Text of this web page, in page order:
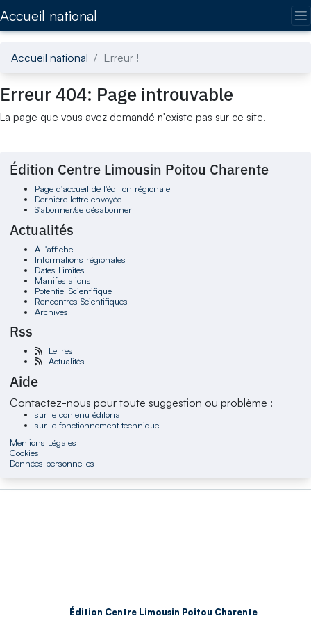
Accueil national
Accueil national Erreur !
Erreur 404: Page introuvable
La page que vous avez demandé n'existe pas sur ce site.
Édition Centre Limousin Poitou Charente
Page d'accueil de l'édition régionale
Dernière lettre envoyée
S'abonner/se désabonner
Actualités
À l'affiche
Informations régionales
Dates Limites
Manifestations
Potentiel Scientifique
Rencontres Scientifiques
Archives
Rss
Lettres
Actualités
Aide
Contactez-nous pour toute suggestion ou problème :
sur le contenu éditorial
sur le fonctionnement technique
Mentions Légales
Cookies
Données personnelles
Édition Centre Limousin Poitou Charente